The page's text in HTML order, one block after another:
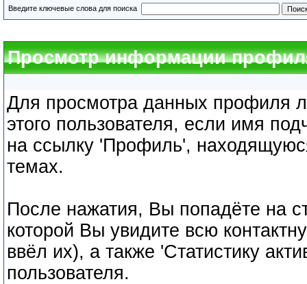
Введите ключевые слова для поиска
Просмотр информации
Для просмотра данных профиля
этого пользователя, если имя
на ссылку 'Профиль',
темах.
После нажатия, Вы попадёте на
которой Вы увидите всю
ввёл их), а также 'Статистику
пользователя.